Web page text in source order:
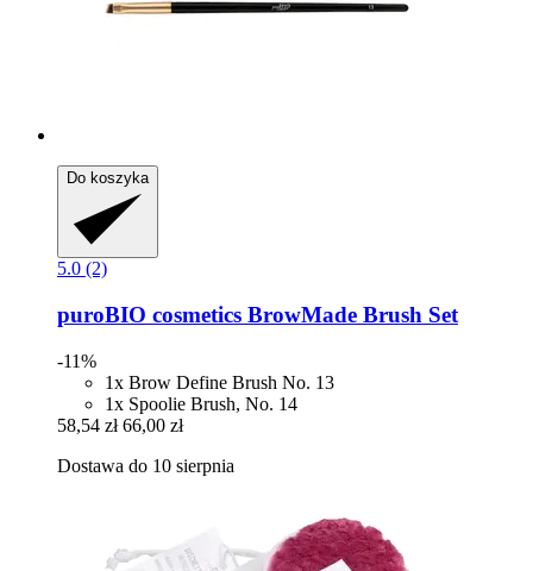
Do koszyka
5.0 (2)
puroBIO cosmetics BrowMade Brush Set
-11%
1x Brow Define Brush No. 13
1x Spoolie Brush, No. 14
58,54 zł 66,00 zł
Dostawa do 10 sierpnia